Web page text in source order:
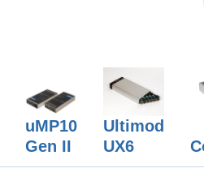
uMP10
Gen II
Ultimod
UX6